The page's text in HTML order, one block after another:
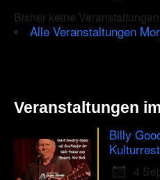
Bisher keine
Alle Veranstaltungen
Veranstaltungen
Billy
4